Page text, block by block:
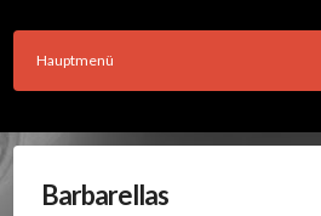
Hauptmenü
Barbarellas